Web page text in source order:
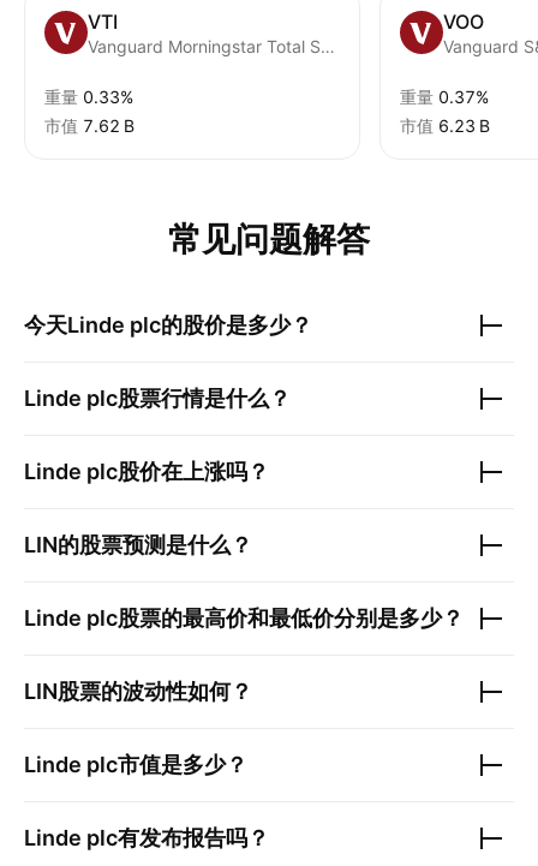
VTI
Vanguard Morningstar Total Stock Market ETF
重量 0.33%
市值 ‪7.62 B‬
VOO
Vanguard
重量 0.37%
市值 ‪6.23 B‬
常见问题解答
今天Linde plc的股价是多少？
Linde plc股票行情是什么？
Linde plc股价在上涨吗？
LIN的股票预测是什么？
Linde plc股票的最高价和最低价分别是多少？
LIN股票的波动性如何？
Linde plc市值是多少？
Linde plc有发布报告吗？